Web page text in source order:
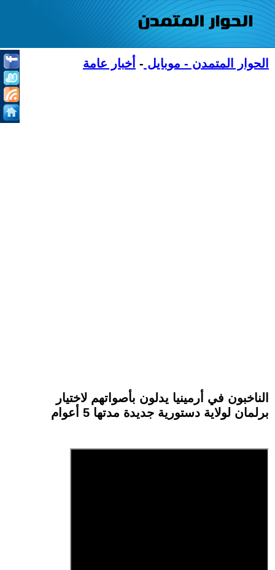
الحوار المتمدن - موبايل - أخبار عامة
الناخبون في أرمينيا يدلون بأصواتهم لاختيار
برلمان لولاية دستورية جديدة مدتها 5 أعوام